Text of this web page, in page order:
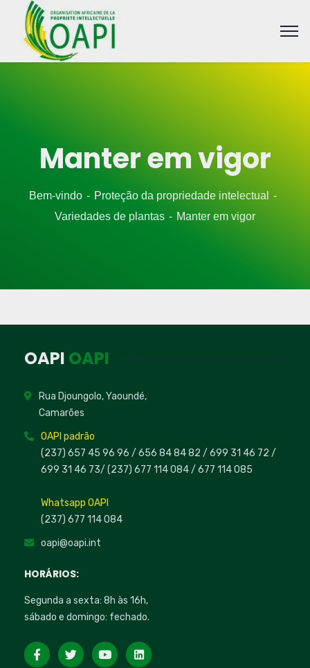
Manter em vigor
Bem-vindo
Proteção da propriedade intelectual
Variedades de plantas
Manter em vigor
OAPI OAPI
Rua Djoungolo, Yaoundé,
Camarões
OAPI padrão
(237) 657 45 96 96 / 656 84 84 82 / 699 31 46 72 /
699 31 46 73/ (237) 677 114 084 / 677 114 085
Whatsapp OAPI
(237) 677 114 084
oapi@oapi.int
HORÁRIOS:
Segunda a sexta: 8h às 16h,
sábado e domingo: fechado.